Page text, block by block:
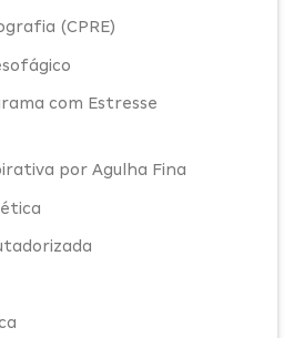
(CPRE)
com Estresse
por Agulha Fina